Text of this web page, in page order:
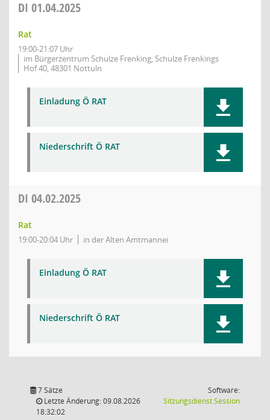
DI 01.04.2025
Rat
19:00-21:07 Uhr
im Bürgerzentrum Schulze Frenking, Schulze Frenkings
Hof 40, 48301 Nottuln
Einladung Ö RAT
Niederschrift Ö RAT
DI 04.02.2025
Rat
19:00-20:04 Uhr in der Alten Amtmannei
Einladung Ö RAT
Niederschrift Ö RAT
7 Sätze
Letzte Änderung: 09.08.2026
18:32:02
Software:
SitzungsdienstSession(Wird in